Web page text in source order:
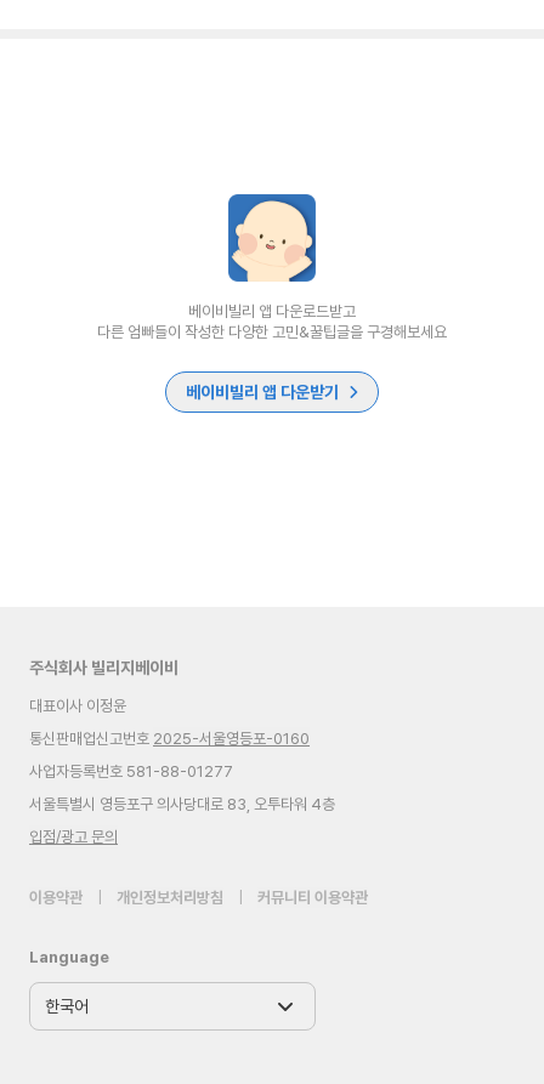
베이비빌리 앱 다운로드받고
다른 엄빠들이 작성한 다양한 고민&꿀팁글을 구경해보세요
베이비빌리 앱 다운받기
주식회사 빌리지베이비
대표이사 이정윤
통신판매업신고번호 2025-서울영등포-0160
사업자등록번호 581-88-01277
서울특별시 영등포구 의사당대로 83, 오투타워 4층
입점/광고 문의
이용약관 개인정보처리방침 커뮤니티 이용약관
Language